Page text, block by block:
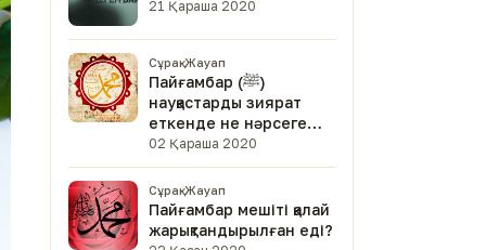
21 Қараша 2020
Сұрақ-Жауап
Пайғамбар (ﷺ)
науқастарды зиярат
еткенде не нәрсеге
мән берген?
02 Қараша 2020
Сұрақ-Жауап
Пайғамбар мешіті қалай
жарықтандырылған еді?